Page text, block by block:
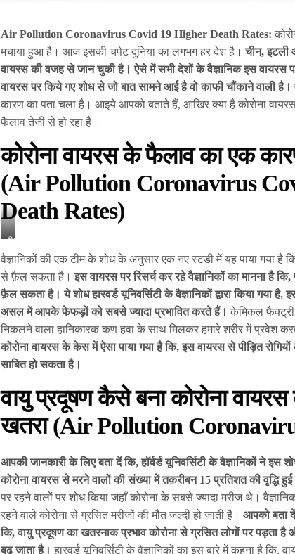
Air Pollution Coronavirus Covid 19 Higher Death Rates:
मचाया हुआ है। आज इसकी चपेट दुनिया का लगभग हर देश है।चीन, इटली
वायरस की वजह से जान चुकी है। ऐसे में सभी देशों के वैज्ञानिक इस वायरस
वायरस पर किये गए शोध से जो बात सामने आई है वो काफी चौंकाने वाली है।
कारण का पता चला है। आइये आपको बताते हैं, आखिर क्या है कोरोना
फैलाव तेजी से हो रहा है।
कोरोना वायरस के फैलाव का एक
(Air Pollution Coronavirus
Death Rates)
financial
express
वैज्ञानिकों की एक टीम के शोध के अनुसार एक नए स्टडी में यह पाया गया है
से फ़ैल सकता है। इस वायरस पर रिसर्च कर रहे वैज्ञानिकों का मानना है
फ़ैल सकता है। ये शोध हारवर्ड यूनिवर्सिटी के वैज्ञानिकों द्वारा किया गया
असल में आपके फेफड़ों को सबसे ज्यादा प्रभावित करते हैं। केमिकल फैक्ट्री
निकलने वाला हानिकारक कण हवा के साथ मिलकर हमारे शरीर में प्रवेश
कोरोना वायरस के केस में ऐसा पाया गया है कि, इस वायरस से पीड़ित
साबित हो सकता है।
वायु प्रदूषण कैसे बना कोरोना वायरस
खतरा (Air Pollution
आपकी जानकारी के लिए बता दें कि, हॉर्वर्ड यूनिवर्सिटी के वैज्ञानिकों ने इस
कोरोना वायरस से मरने वालों की संख्या में तक़रीबन 15 प्रतिशत की वृद्धि हुई
पर रहने वालों पर शोध किया जहाँ कोरोना के सबसे ज्यादा मरीज थे।
रहने वाले कोरोना से ग्रसित मरीजों की मौत जल्दी हो जाती है।आपको बता
कि, वायु प्रदूषण का खतरनाक प्रभाव कोरोना से ग्रसित लोगों पर पड़ता
बढ़ जाता है।हारवर्ड यूनिवर्सिटी के वैज्ञानिकों का इस बारे में कहना है